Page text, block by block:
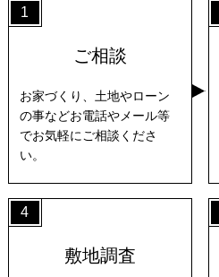
1
ご相談
お家づくり、土地やローン
の事などお電話やメール等
でお気軽にご相談くださ
い。
4
敷地調査